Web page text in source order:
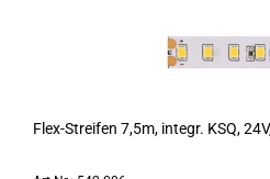
Flex-​Strei­fen 7,5m, in­te­gr. KSQ,